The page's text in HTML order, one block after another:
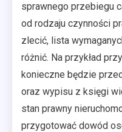
sprawnego przebiegu
od rodzaju czynności
zlecić, lista
różnić. Na przykład
konieczne będzie
oraz wypisu z księgi
stan prawny
przygotować dowód